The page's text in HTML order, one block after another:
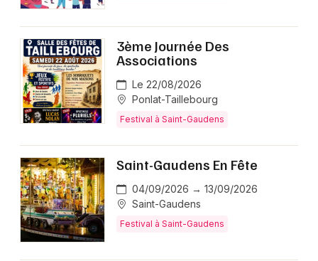
3ème Journée Des
Associations
Le 22/08/2026
Ponlat-Taillebourg
Festival à Saint-Gaudens
Saint-Gaudens En Fête
04/09/2026 → 13/09/2026
Saint-Gaudens
Festival à Saint-Gaudens